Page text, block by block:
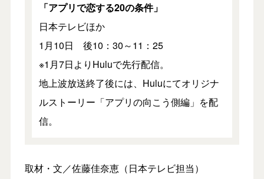
「アプリで恋する20の条件」
日本テレビほか
1月10日 後10：30～11：25
※1月7日よりHuluで先行配信。
地上波放送終了後には、Huluにてオリジナ
ルストーリー「アプリの向こう側編」を配
信。
取材・文／佐藤佳奈恵（日本テレビ担当）